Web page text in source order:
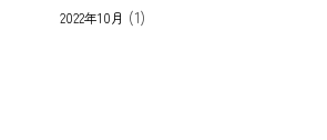
2022年10月 (1)